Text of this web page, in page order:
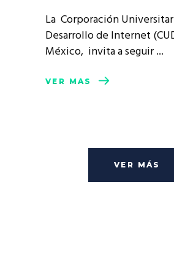
La Corporación
Desarrollo de Internet
México, invita a seguir
VER MÁS
VER MÁS